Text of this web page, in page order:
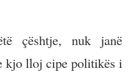
çështje, nuk janë
kjo lloj cipe politikës i